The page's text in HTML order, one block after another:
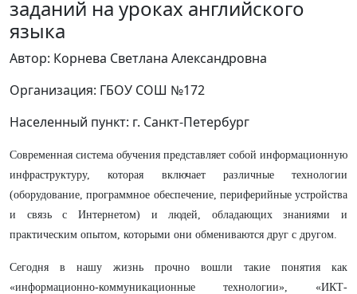
заданий на уроках английского
языка
Автор: Корнева Светлана Александровна
Организация: ГБОУ СОШ №172
Населенный пункт: г. Санкт-Петербург
Современная система обучения представляет собой информационную
инфраструктуру, которая включает различные технологии
(оборудование, программное обеспечение, периферийные устройства
и связь с Интернетом) и людей, обладающих знаниями и
практическим опытом, которыми они обмениваются друг с другом.
Сегодня в нашу жизнь прочно вошли такие понятия как
«информационно-коммуникационные технологии», «ИКТ-